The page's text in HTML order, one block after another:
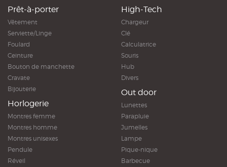
Prêt-à-porter
Vêtement
Serviette/Linge
Foulard
Ceinture
Bouton de manchette
Cravate
Bijouterie
Horlogerie
Montres femme
Montres homme
Montres unisexes
Pendule
Réveil
High-Tech
Chargeur
Clé
Calculatrice
Souris
Hub
Divers
Out door
Lunettes
Parapluie
Jumelles
Lampe
Pique-nique
Barbecue